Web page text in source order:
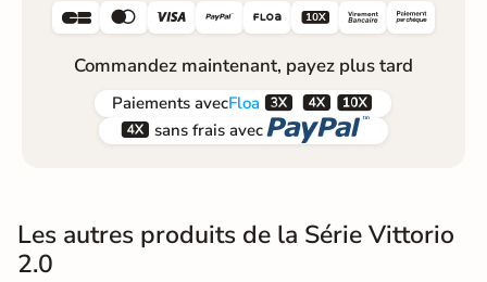
     
Commandez maintenant, payez plus tard
Paiements avecFloa  
 sans frais avec 
Les autres produits de la Série Vittorio
2.0